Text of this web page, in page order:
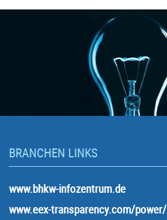
BRANCHEN LINKS
www.bhkw-infozentrum.de
www.eex-transparency.com/power/